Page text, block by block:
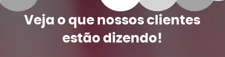
Veja o que nossos clientes
estão dizendo!